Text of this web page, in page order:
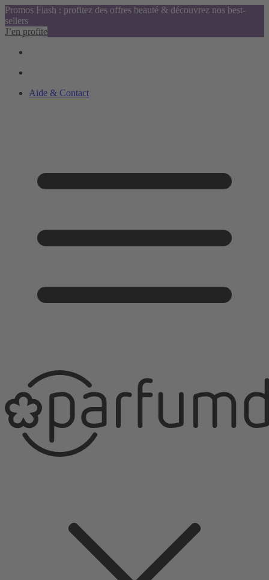
Promos Flash : profitez des offres beauté & découvrez nos best-
sellers
J’en profite
Aide & Contact